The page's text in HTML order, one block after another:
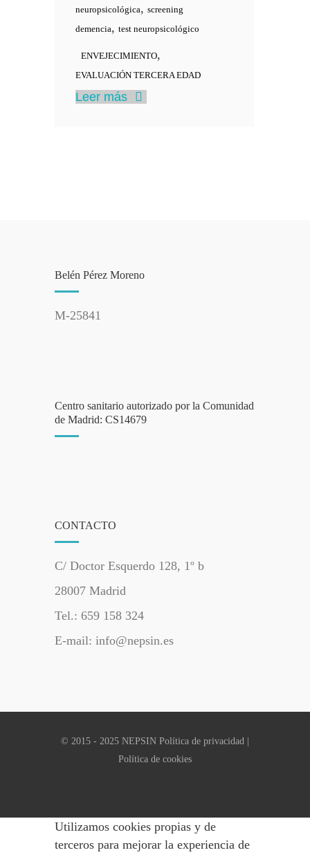
neuropsicológica, screening
demencia, test neuropsicológico
ENVEJECIMIENTO,
EVALUACIÓN TERCERA EDAD
Leer más
Belén Pérez Moreno
M-25841
Centro sanitario autorizado por la Comunidad
de Madrid: CS14679
CONTACTO
C/ Doctor Esquerdo 128, 1º b
28007 Madrid
Tel.: 659 158 324
E-mail: info@nepsin.es
© 2015 - 2025 NEPSIN Política de privacidad
Política de cookies
Utilizamos cookies propias y de
terceros para mejorar la experiencia de